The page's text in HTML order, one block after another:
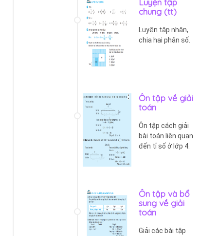
chung (tt)
Luyện tập nhân,
chia hai phân số.
Ôn tập về giải
toán
Ôn tập cách giải
bài toán liên quan
đến tỉ số ở lớp 4.
Ôn tập và bổ
sung về giải
toán
Giải các bài tập